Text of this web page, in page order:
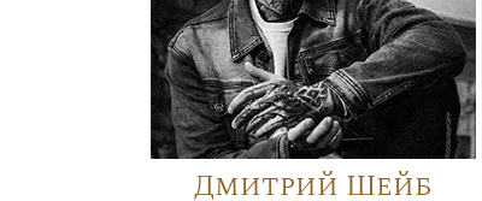
Дмитрий Шейб